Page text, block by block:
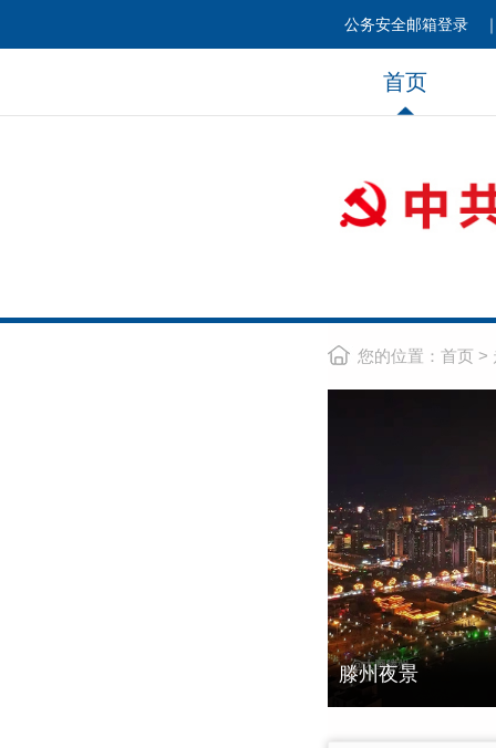
公务安全邮箱登录
首页
您的位置： 首页 >
滕州夜景